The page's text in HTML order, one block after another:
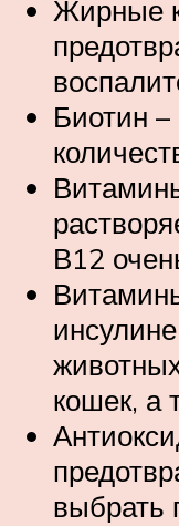
Жирные
Биотин
В12
кошек, а
выбрать